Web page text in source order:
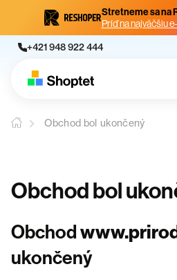
Stretneme sa na
Príď na najväčšiu
+421 948 922 444
Obchod bol ukončený
Obchod bol
Obchod
ukončený